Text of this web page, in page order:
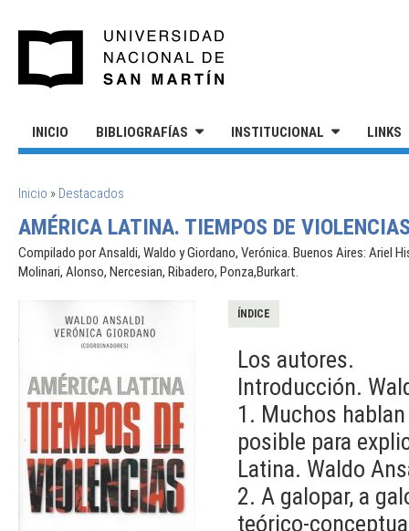
INICIO BIBLIOGRAFÍAS INSTITUCIONAL LINKS
SE ENCUENTRA USTED AQUÍ
Inicio » Destacados
AMÉRICA LATINA. TIEMPOS DE
Compilado por Ansaldi, Waldo y Giordano, Verónica. Buenos Aires: Ariel
Molinari, Alonso, Nercesian, Ribadero, Ponza,Burkart.
ÍNDICE
Los autores.
Introducción.
1. Muchos
posible para
Latina. Waldo
2. A galopar, a
teórico-